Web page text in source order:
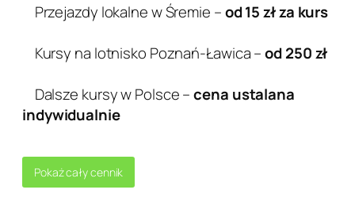
Przejazdy lokalne w Śremie –od 15 zł za kurs
Kursy na lotnisko Poznań-Ławica –od 250 zł
Dalsze kursy w Polsce –cena ustalana
indywidualnie
Pokaż cały cennik